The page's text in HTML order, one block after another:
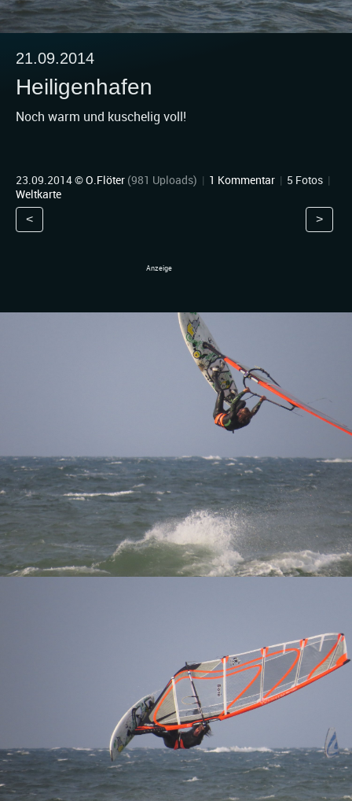
21.09.2014
Heiligenhafen
Noch warm und kuschelig voll!
23.09.2014 ©O.Flöter (981 Uploads) | 1 Kommentar | 5 Fotos |
Weltkarte
< >